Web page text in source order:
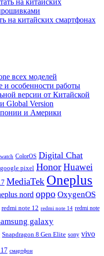
на китайских смартфонах
всех моделей
особенности работы
версии от Китайской
Global Version
и Америки
ColorOS Digital Chat
google pixel HonorHuawei
MediaTek Oneplus
nord oppo OxygenOS
redmi note 12 redmi note 14 redmi note
galaxy
Snapdragon 8 Gen Elite sony vivo
смартфон